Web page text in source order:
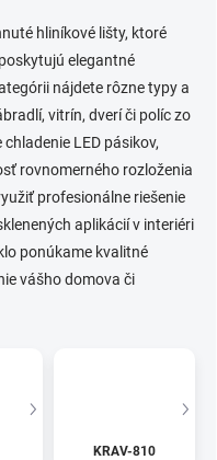
hliníkové lišty, ktoré
elegantné
nájdete rôzne typy a
vitrín, dverí či políc zo
LED pásikov,
rovnomerného rozloženia
profesionálne riešenie
aplikácií v interiéri
ponúkame kvalitné
vášho domova či
KRAV-810